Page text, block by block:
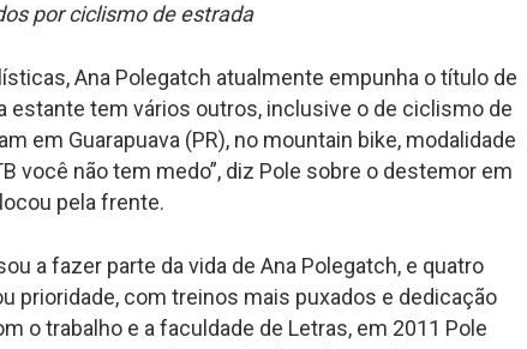
por ciclismo de estrada
Ana Polegatch atualmente empunha o título de
estante tem vários outros, inclusive o de ciclismo de
em Guarapuava (PR), no mountain bike, modalidade
você não tem medo”, diz Pole sobre o destemor em
pela frente.
a fazer parte da vida de Ana Polegatch, e quatro
prioridade, com treinos mais puxados e dedicação
o trabalho e a faculdade de Letras, em 2011 Pole